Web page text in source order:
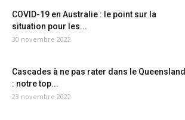
COVID-19 en Australie : le point sur la
situation pour les...
30 novembre 2022
Cascades à ne pas rater dans le Queensland
: notre top...
23 novembre 2022